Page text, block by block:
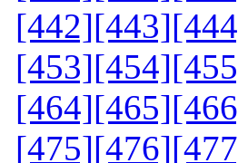
[442][443]
[453][454]
[464][465]
[475][476]